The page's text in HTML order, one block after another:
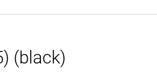
(black)